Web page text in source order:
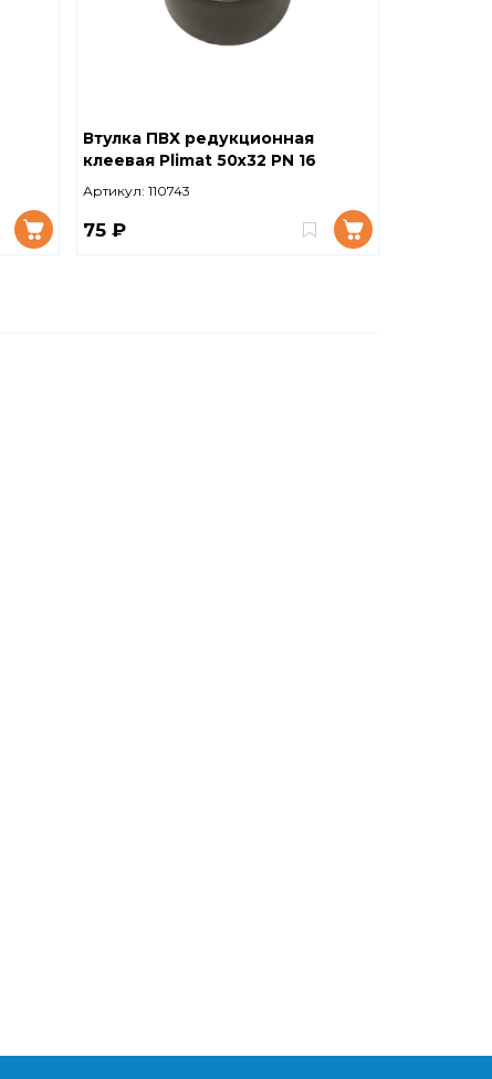
Втулка ПВХ редукционная
клеевая Plimat 50x32 PN 16
Артикул: 110743
75 ₽